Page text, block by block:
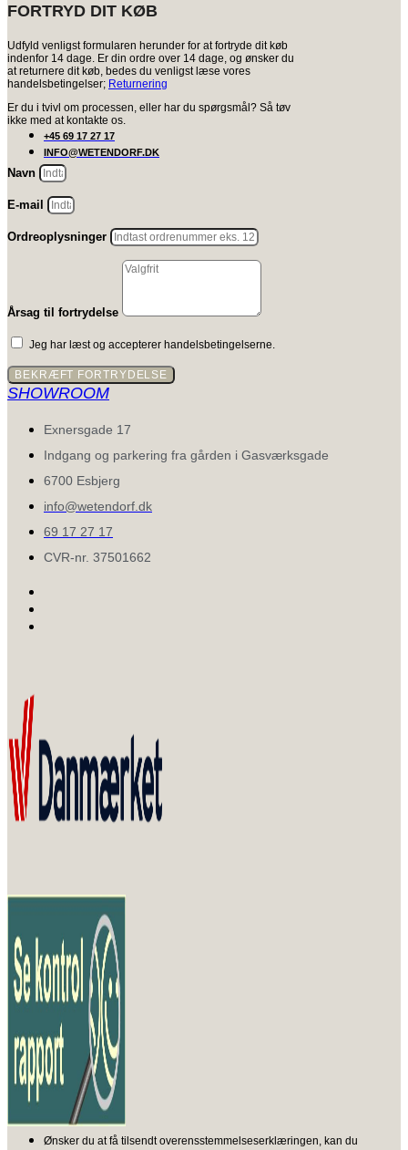
FORTRYD DIT KØB
Udfyld venligst formularen herunder for at fortryde dit køb
indenfor 14 dage. Er din ordre over 14 dage, og ønsker du
at returnere dit køb, bedes du venligst læse vores
handelsbetingelser; Returnering
Er du i tvivl om processen, eller har du spørgsmål? Så tøv
ikke med at kontakte os.
+45 69 17 27 17
INFO@WETENDORF.DK
Navn
E-mail
Ordreoplysninger
Årsag til fortrydelse
Jeg har læst og accepterer handelsbetingelserne.
BEKRÆFT FORTRYDELSE
SHOWROOM
Exnersgade 17
Indgang og parkering fra gården i Gasværksgade
6700 Esbjerg
info@wetendorf.dk
69 17 27 17
CVR-nr. 37501662
Ønsker du at få tilsendt overensstemmelseserklæringen, kan du